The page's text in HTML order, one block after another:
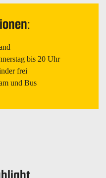
bis 20 Uhr
frei
und Bus